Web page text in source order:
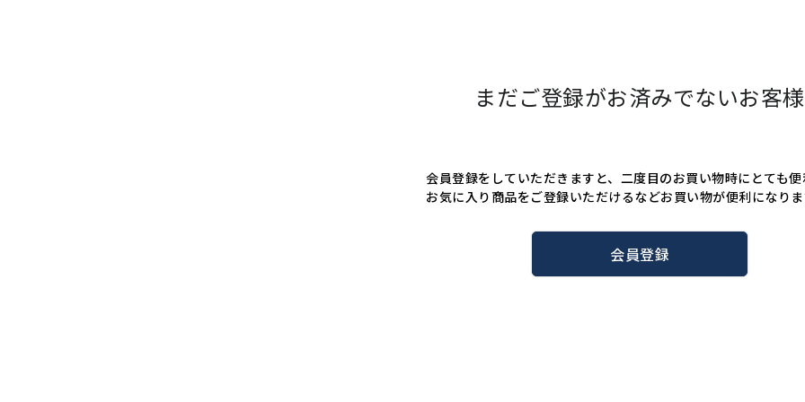
まだご登録がお済みでないお客様
会員登録をしていただきますと、二度目のお買い物時にとても便
お気に入り商品をご登録いただけるなどお買い物が便利になりま
会員登録